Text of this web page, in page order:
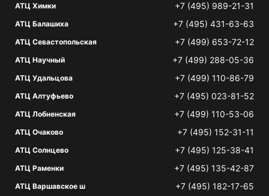
АТЦ Химки +7 (495) 989-21-31
АТЦ Балашиха +7 (495) 431-63-63
АТЦ Севастопольская +7 (499) 653-72-12
АТЦ Научный +7 (499) 288-05-36
АТЦ Удальцова +7 (499) 110-86-79
АТЦ Алтуфьево +7 (495) 023-81-52
АТЦ Лобненская +7 (499) 110-53-06
АТЦ Очаково +7 (495) 152-31-11
АТЦ Солнцево +7 (495) 125-38-41
АТЦ Раменки +7 (495) 135-42-87
АТЦ Варшавское ш +7 (495) 182-17-65